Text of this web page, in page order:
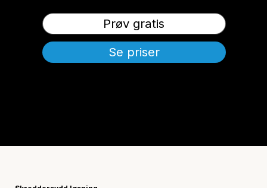
Prøv gratis
Se priser